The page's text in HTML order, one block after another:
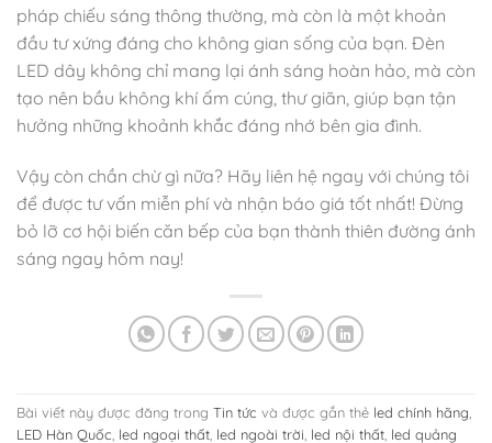
pháp chiếu sáng thông thường, mà còn là một khoản
đầu tư xứng đáng cho không gian sống của bạn. Đèn
LED dây không chỉ mang lại ánh sáng hoàn hảo, mà còn
tạo nên bầu không khí ấm cúng, thư giãn, giúp bạn tận
hưởng những khoảnh khắc đáng nhớ bên gia đình.
Vậy còn chần chừ gì nữa? Hãy liên hệ ngay với chúng tôi
để được tư vấn miễn phí và nhận báo giá tốt nhất! Đừng
bỏ lỡ cơ hội biến căn bếp của bạn thành thiên đường ánh
sáng ngay hôm nay!
Bài viết này được đăng trong Tin tức và được gắn thẻ led chính hãng
LED Hàn Quốc led ngoại thất led ngoài trời led nội thất led quảng